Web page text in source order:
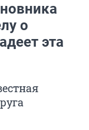
о
эта